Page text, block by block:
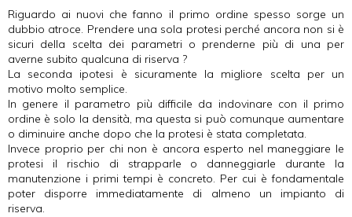
Riguardo ai nuovi che fanno il primo ordine spesso sorge un
dubbio atroce. Prendere una sola protesi perché ancora non si è
sicuri della scelta dei parametri o prenderne più di una per
averne subito qualcuna di riserva ?
La seconda ipotesi è sicuramente la migliore scelta per un
motivo molto semplice.
In genere il parametro più difficile da indovinare con il primo
ordine è solo la densità, ma questa si può comunque aumentare
o diminuire anche dopo che la protesi è stata completata.
Invece proprio per chi non è ancora esperto nel maneggiare le
protesi il rischio di strapparle o danneggiarle durante la
manutenzione i primi tempi è concreto. Per cui è fondamentale
poter disporre immediatamente di almeno un impianto di
riserva.